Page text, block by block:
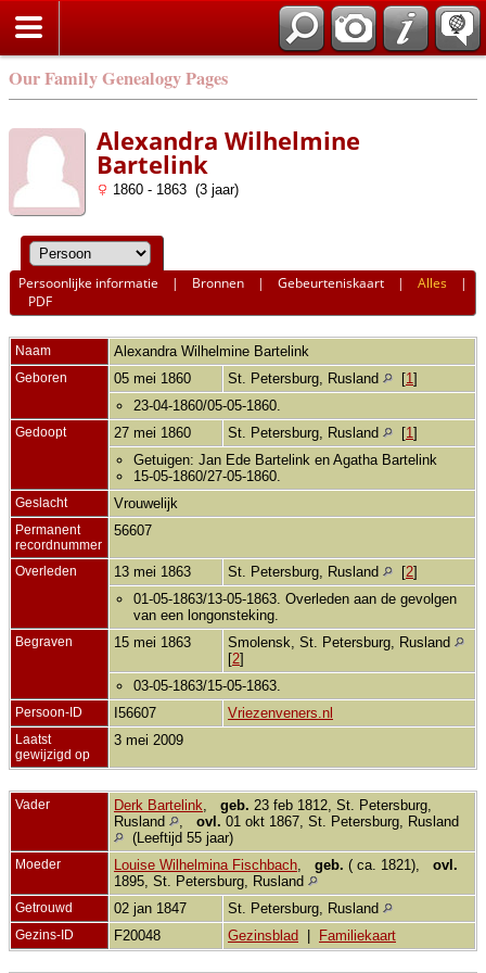
Our Family Genealogy Pages
Alexandra Wilhelmine
Bartelink
1860 - 1863 (3 jaar)
Persoonlijke informatie | Bronnen |Gebeurteniskaart |Alles |
PDF
Naam Alexandra Wilhelmine Bartelink
Geboren 05 mei 1860 St. Petersburg, Rusland [1 ]
23-04-1860/05-05-1860.
Gedoopt 27 mei 1860 St. Petersburg, Rusland [1 ]
Getuigen: Jan Ede Bartelink en Agatha Bartelink
15-05-1860/27-05-1860.
Geslacht Vrouwelijk
Permanent
recordnummer
56607
Overleden 13 mei 1863 St. Petersburg, Rusland [2]
01-05-1863/13-05-1863. Overleden aan de gevolgen
van een longonsteking.
Begraven 15 mei 1863
Smolensk, St. Petersburg, Rusland
[2]
03-05-1863/15-05-1863.
Persoon-ID I56607 Vriezenveners.nl
Laatst
gewijzigd op
3 mei 2009
Vader Derk Bartelink geb. 23 feb 1812, St. Petersburg,
Rusland
ovl. 01 okt 1867, St. Petersburg, Rusland
(Leeftijd 55 jaar)
Moeder Louise Wilhelmina Fischbach geb. ( ca. 1821), ovl.
1895, St. Petersburg, Rusland
Getrouwd 02 jan 1847 St. Petersburg, Rusland
Gezins-ID F20048 Gezinsblad Familiekaart